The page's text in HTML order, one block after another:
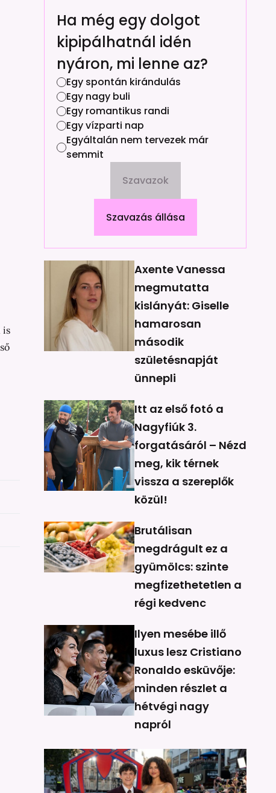
is
Ha még egy dolgot
kipipálhatnál idén
nyáron, mi lenne az?
Egy spontán kirándulás
Egy nagy buli
Egy romantikus randi
Egy vízparti nap
Egyáltalán nem tervezek már
semmit
Szavazok
Szavazás állása
Axente Vanessa
megmutatta
kislányát: Giselle
hamarosan
második
születésnapját
ünnepli
Itt az első fotó a
Nagyfiúk 3.
forgatásáról – Nézd
meg, kik térnek
vissza a szereplők
közül!
Brutálisan
megdrágult ez a
gyümölcs: szinte
megfizethetetlen a
régi kedvenc
Ilyen mesébe illő
luxus lesz Cristiano
Ronaldo esküvője:
minden részlet a
hétvégi nagy
napról